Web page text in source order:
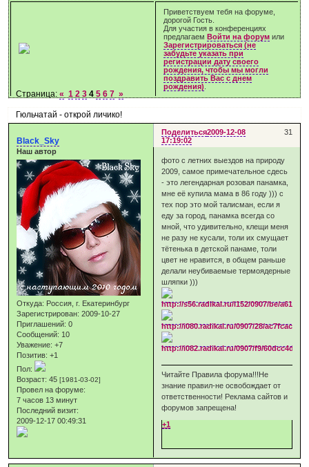
Приветствуем тебя на форуме,
дорогой Гость.
Для участия в конференциях
предлагаемВойти на форум или
Зарегистрироваться (не
забудьте указать при
регистрации дату своего
рождения, чтобы мы могли
поздравить Вас с днем
рождения)
Гюльчатай - открой личико!
Страница:« 1 2 3 4 5 6 7 »
Поделиться 31
2009-12-08
17:19:02
Black_Sky
Наш автор
Откуда: Россия, г. Екатеринбург
Зарегистрирован: 2009-10-27
Приглашений: 0
Сообщений: 10
Уважение: +7
Позитив: +1
Пол:
Возраст: 45[1981-03-02]
Провел на форуме:
7 часов 13 минут
Последний визит:
2009-12-17 00:49:31
фото с летних выездов на природу
2009, самое примечательное сдесь
- это легендарная розовая панамка,
мне её купила мама в 86 году ))) с
тех пор это мой талисман, если я
еду за город, панамка всегда со
мной, что удивительно, клещи меня
не разу не кусали, толи их смущает
тётенька в детской панаме, толи
цвет не нравится, в общем раньше
делали неубиваемые термоядерные
шляпки )))
Читайте Правила форума!!!Не
знание правил-не освобождает от
ответственности! Реклама сайтов и
форумов запрещена!
+1